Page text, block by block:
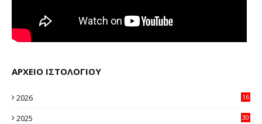
ΑΡΧΕΙΟ ΙΣΤΟΛΟΓΙΟΥ
2026
16
2025
30